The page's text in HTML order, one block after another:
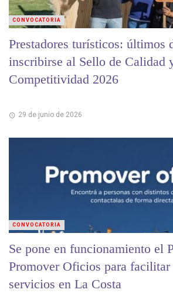
Prestadores turísticos: últimos
inscribirse al Sello de Calidad
Competitividad 2026
29 de junio de 2026
CONVOCATORIA
Se pone en funcionamiento el
Promover Oficios para facilitar
servicios en La Costa
CONVOCATORIA